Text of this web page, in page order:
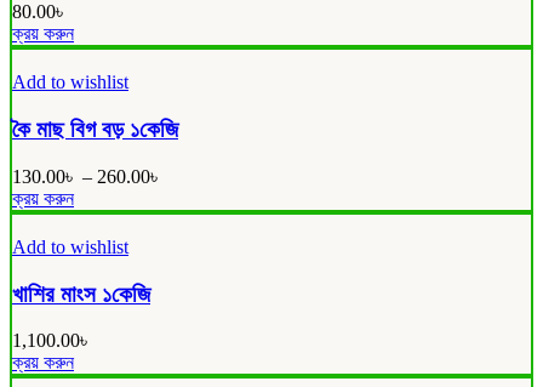
80.00৳
ক্রয় করুন
Add to wishlist
কৈ মাছ বিগ বড় ১কেজি
130.00৳ – 260.00৳
ক্রয় করুনThis
product
has
multiple
variants.
The
may
be
Add to wishlist
খাশির মাংস ১কেজি
1,100.00৳
ক্রয় করুন